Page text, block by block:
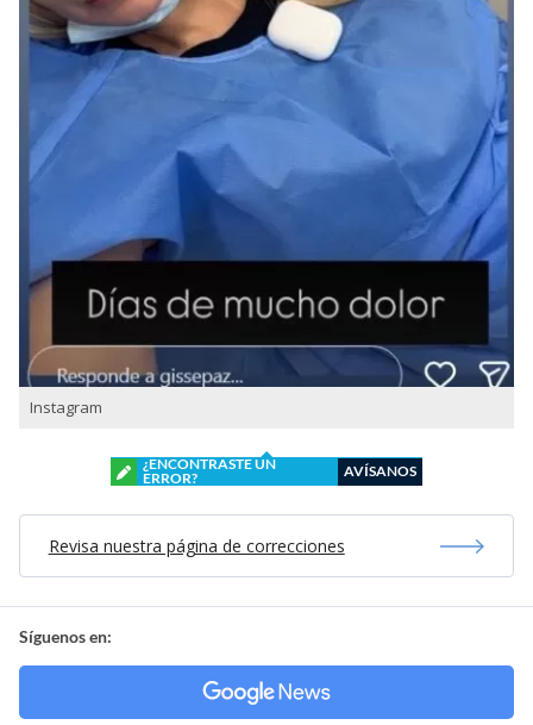
Instagram
¿ENCONTRASTE UN
ERROR?
AVÍSANOS
Revisa nuestra página de correcciones
Síguenos en: